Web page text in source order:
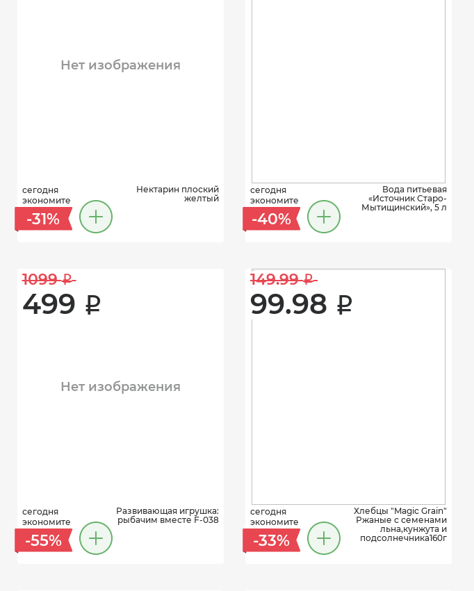
Нет изображения
сегодня
экономите
-31%
Нектарин плоский
желтый
сегодня
экономите
-40%
Вода питьевая
«Источник Старо-
Мытищинский», 5 л
1099 i
499 i
Нет изображения
сегодня
экономите
-55%
Развивающая игрушка:
рыбачим вместе F-038
149.99 i
99.98 i
сегодня
экономите
-33%
Хлебцы "Magic Grain"
Ржаные с семенами
льна,кунжута и
подсолнечника160г